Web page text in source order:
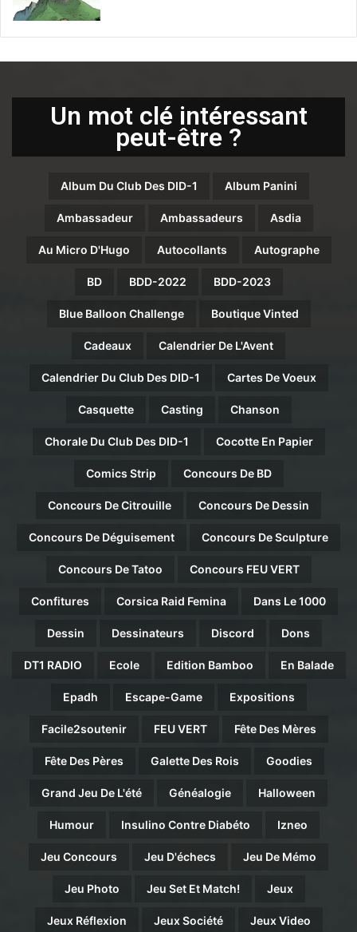
Un mot clé intéressant
peut-être ?
Album Du Club Des DID-1 Album Panini
Ambassadeur Ambassadeurs Asdia
Au Micro D'Hugo Autocollants Autographe
BD BDD-2022 BDD-2023
Blue Balloon Challenge Boutique Vinted
Cadeaux Calendrier De L'Avent
Calendrier Du Club Des DID-1 Cartes De Voeux
Casquette Casting Chanson
Chorale Du Club Des DID-1 Cocotte En Papier
Comics Strip Concours De BD
Concours De Citrouille Concours De Dessin
Concours De Déguisement Concours De Sculpture
Concours De Tatoo Concours FEU VERT
Confitures Corsica Raid Femina Dans Le 1000
Dessin Dessinateurs Discord Dons
DT1 RADIO Ecole Edition Bamboo En Balade
Epadh Escape-Game Expositions
Facile2soutenir FEU VERT Fête Des Mères
Fête Des Pères Galette Des Rois Goodies
Grand Jeu De L'été Généalogie Halloween
Humour Insulino Contre Diabéto Izneo
Jeu Concours Jeu D'échecs Jeu De Mémo
Jeu Photo Jeu Set Et Match! Jeux
Jeux Réflexion Jeux Société Jeux Video